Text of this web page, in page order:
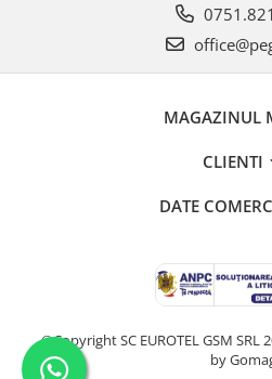
Acumulatori pentru Huawei
ACUMULATORI HUAWEI
Acumulatori Pentru Nokia
ACUMULATORI NOKIA COMPATIBILI
Acumulatori Pentru Samsung
ACUMULATORI SAMSUNG
MAGAZINUL
CLIENTI
DATE
©Copyright SC EUROTEL GSM SRL
by